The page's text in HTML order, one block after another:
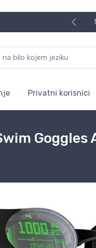
Privatni korisnici